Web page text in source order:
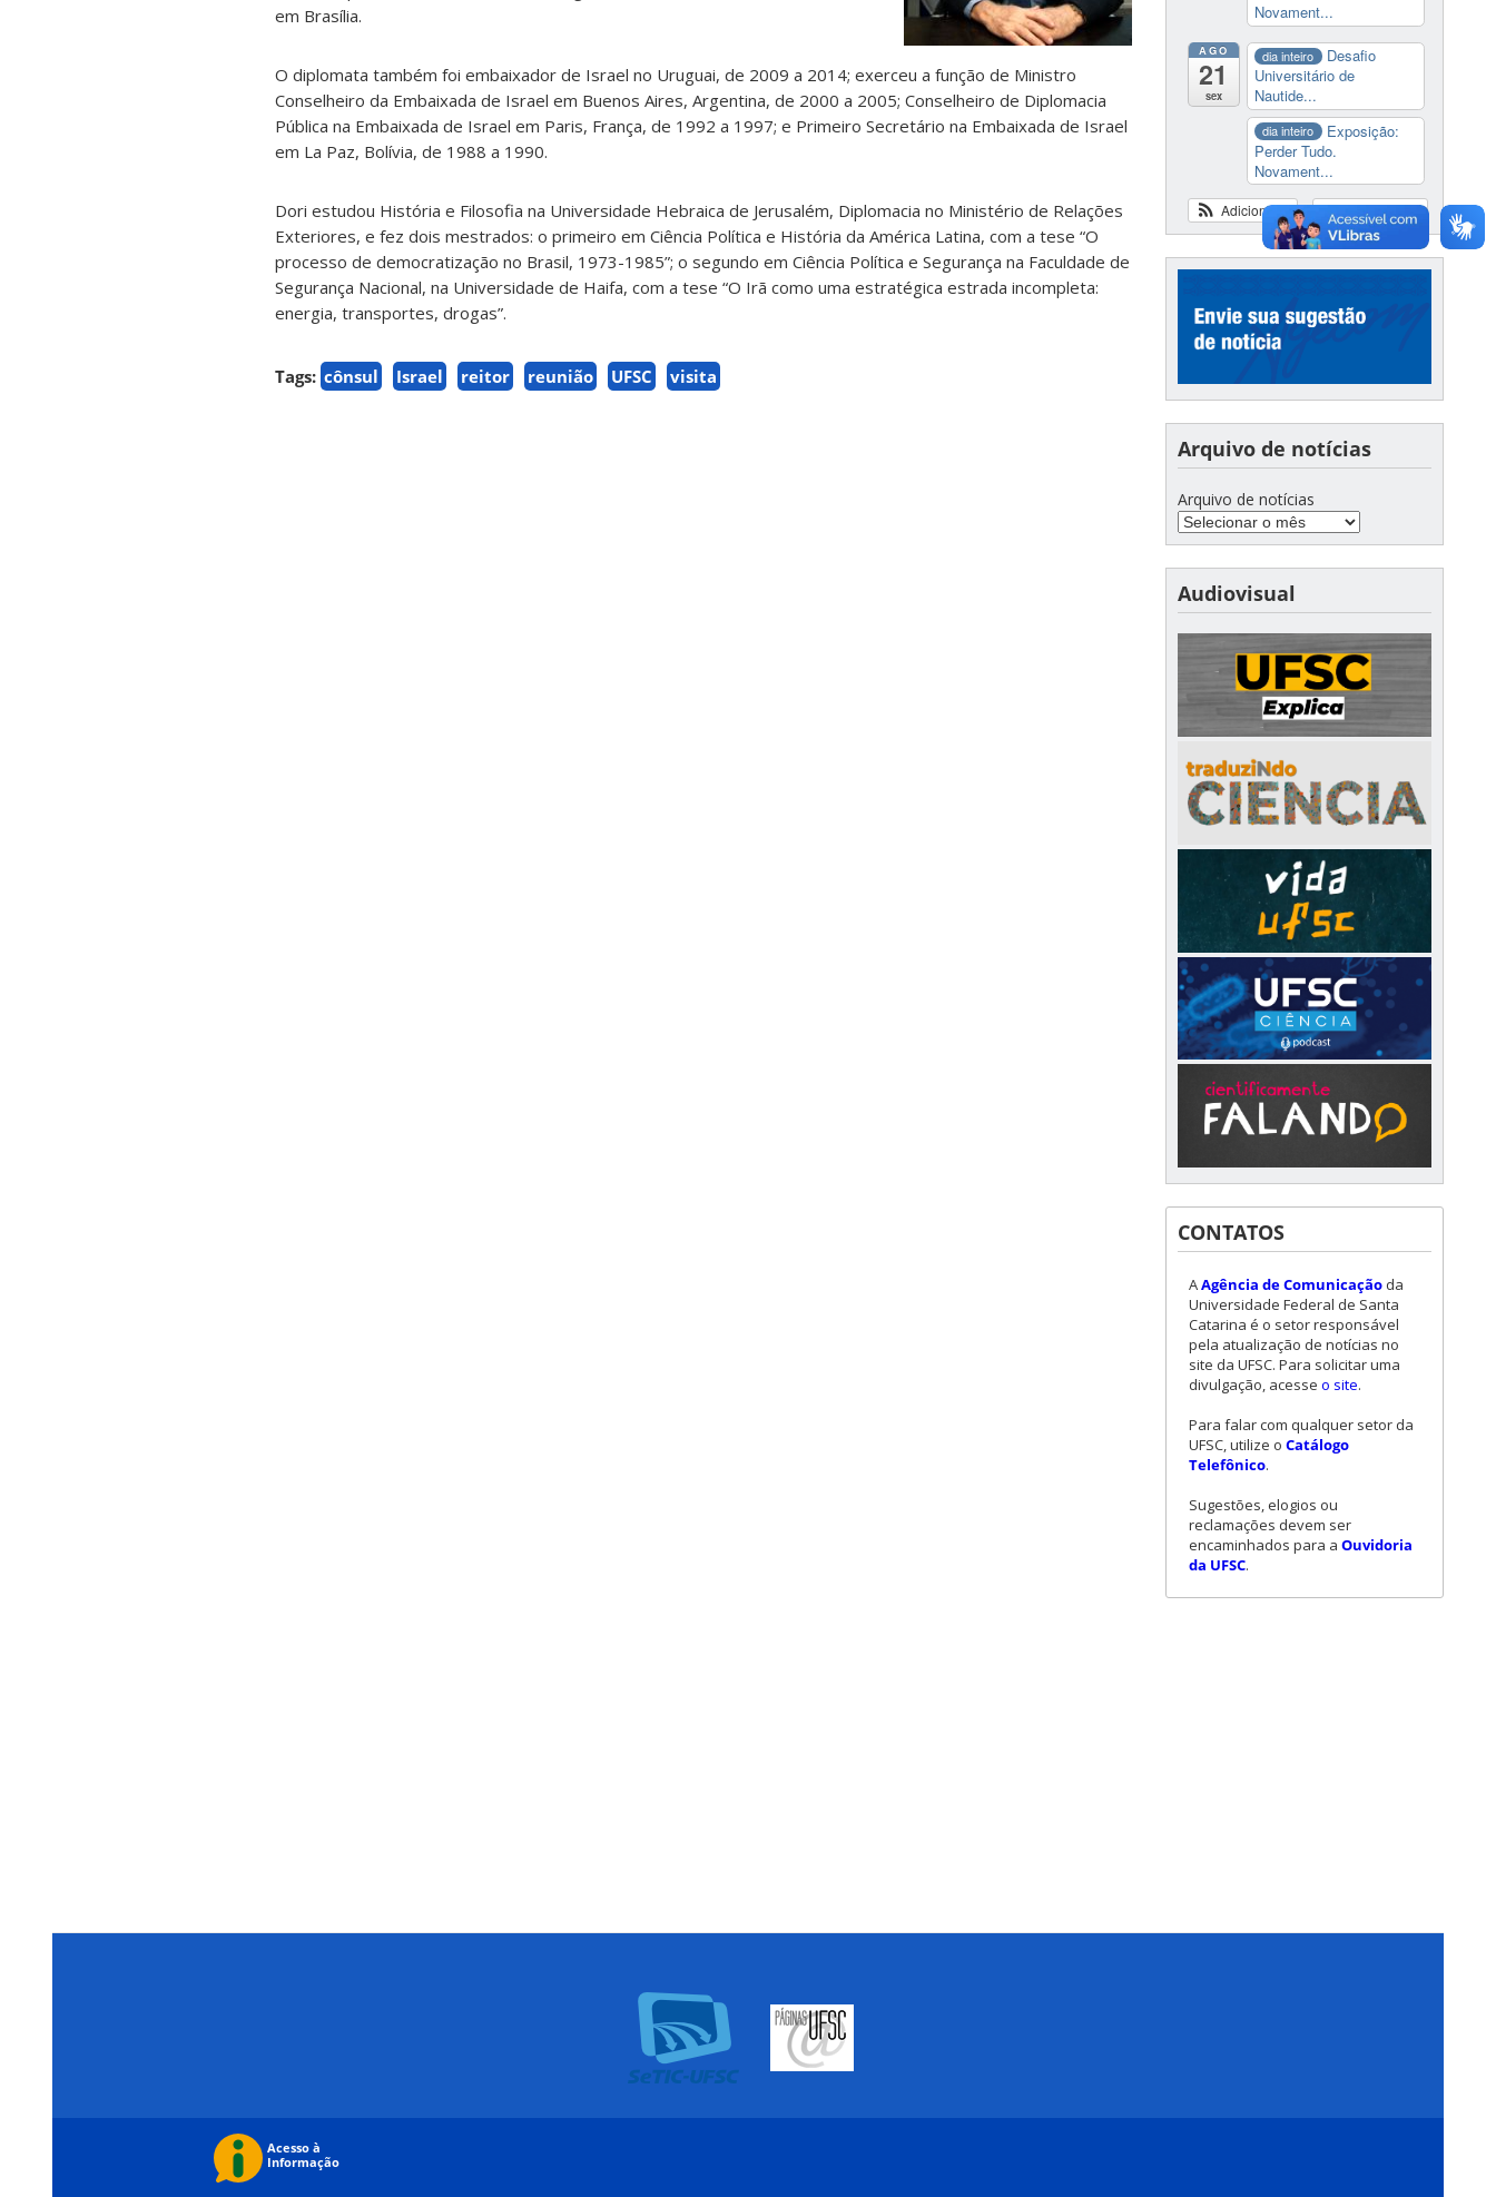
em Brasília.
O diplomata também foi embaixador de Israel no Uruguai, de 2009 a 2014; exerceu a função de Ministro
Conselheiro da Embaixada de Israel em Buenos Aires, Argentina, de 2000 a 2005; Conselheiro de Diplomacia
Pública na Embaixada de Israel em Paris, França, de 1992 a 1997; e Primeiro Secretário na Embaixada de Israel
em La Paz, Bolívia, de 1988 a 1990.
Dori estudou História e Filosofia na Universidade Hebraica de Jerusalém, Diplomacia no Ministério de Relações
Exteriores, e fez dois mestrados: o primeiro em Ciência Política e História da América Latina, com a tese “O
processo de democratização no Brasil, 1973-1985”; o segundo em Ciência Política e Segurança na Faculdade de
Segurança Nacional, na Universidade de Haifa, com a tese “O Irã como uma estratégica estrada incompleta:
energia, transportes, drogas”.
Tags: cônsul Israel reitor reunião UFSC visita
Novament...
AGO
21
sex
dia inteiro
Desafio
Universitário de
Nautide...
dia inteiro
Exposição:
Perder Tudo.
Novament...
Ver calendário
Adicionar
Arquivo de notícias
Arquivo de notícias
Audiovisual
CONTATOS
AAgência de Comunicação da
Universidade Federal de Santa
Catarina é o setor responsável
pela atualização de notícias no
site da UFSC. Para solicitar uma
divulgação, acesse o site.
Para falar com qualquer setor da
UFSC, utilize o Catálogo
Telefônico.
Sugestões, elogios ou
reclamações devem ser
encaminhados para a Ouvidoria
da UFSC.